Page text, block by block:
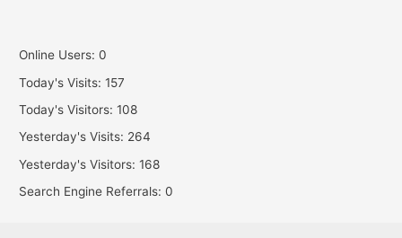
Online Users:0
Today's Visits:157
Today's Visitors:108
Yesterday's Visits: 264
Yesterday's Visitors:168
Search Engine Referrals:0